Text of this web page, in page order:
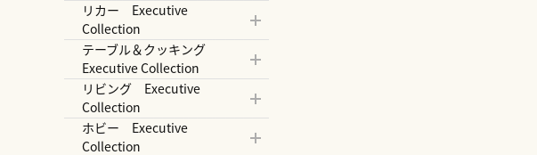
リカー Executive
Collection
テーブル＆クッキング
Executive Collection
リビング Executive
Collection
ホビー Executive
Collection